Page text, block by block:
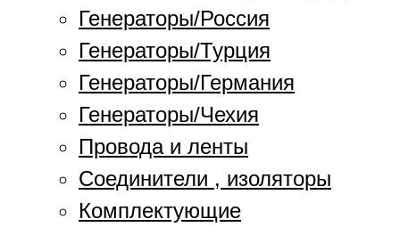
Генераторы/Россия
Генераторы/Турция
Генераторы/Германия
Генераторы/Чехия
Провода и ленты
Соединители , изоляторы
Комплектующие